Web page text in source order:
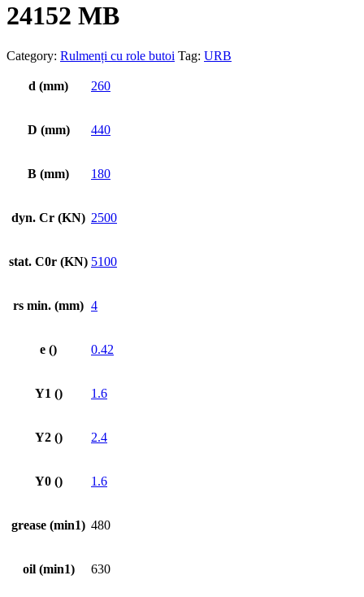
24152 MB
Category: Rulmenți cu role butoi Tag: URB
d (mm) 260
D (mm) 440
B (mm) 180
dyn. Cr (KN) 2500
stat. C0r (KN) 5100
rs min. (mm) 4
e () 0.42
Y1 () 1.6
Y2 () 2.4
Y0 () 1.6
grease (min1) 480
oil (min1) 630